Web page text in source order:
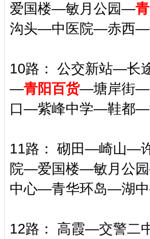
爱国楼—敏月公园—
沟头—中医院—赤西—
10路： 公交新站—
—青阳百货—塘岸街—
口—紫峰中学—鞋都
11路： 砌田—崎山—
院—爱国楼—敏月公
中心—青华环岛—湖
12路： 高霞—交警